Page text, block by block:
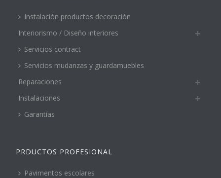
Instalación productos decoración
Interiorismo / Diseño interiores
Servicios contract
Servicios mudanzas y guardamuebles
Reparaciones
Instalaciones
Garantías
PRDUCTOS PROFESIONAL
Pavimentos escolares